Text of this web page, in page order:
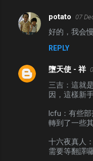
potato 07
好的，我会
REPLY
墮天使 - 祥
三吉：這就
因，這樣新
lcfu：有些部
轉到了一些
十六夜真人
需要等翻譯